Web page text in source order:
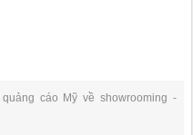
cáo Mỹ về showrooming -